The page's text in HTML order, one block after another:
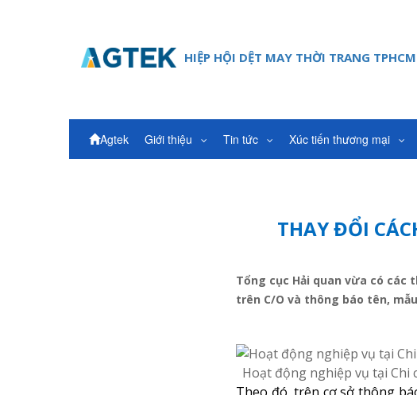
HIỆP HỘI DỆT MAY THỜI TRANG TPHCM
Agtek Giới thiệu Tin tức Xúc tiến thương mại
THAY ĐỔI
Tổng cục Hải quan vừa có
trên C/O và thông báo tên,
Hoạt động nghiệp vụ tại Chi